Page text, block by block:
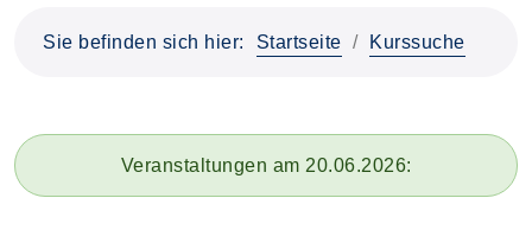
Sie befinden sich hier: Startseite Kurssuche
Veranstaltungen am 20.06.2026: